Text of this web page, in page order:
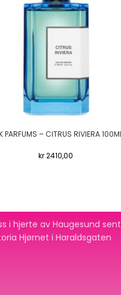
PARFUMS – CITRUS RIVIERA
kr2410,00
i hjerte av Haugesund
Hjørnet i Haraldsgaten